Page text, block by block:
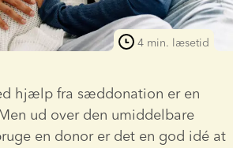
4 min. læsetid
hjælp fra sæddonation er en
ud over den umiddelbare
en donor er det en god idé at